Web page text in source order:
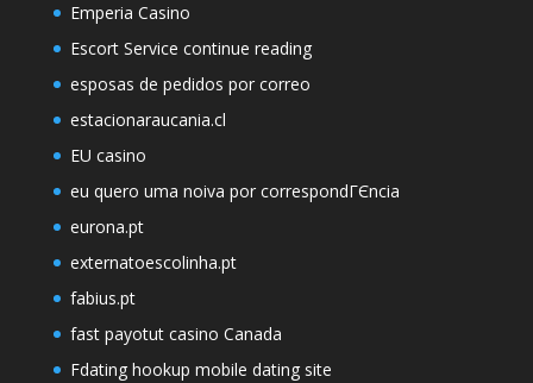
Emperia Casino
Escort Service continue reading
esposas de pedidos por correo
estacionaraucania.cl
EU casino
eu quero uma noiva por correspondГЄncia
eurona.pt
externatoescolinha.pt
fabius.pt
fast payotut casino Canada
Fdating hookup mobile dating site